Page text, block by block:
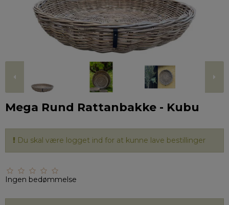
Mega Rund Rattanbakke - Kubu
Du skal være logget ind for at kunne lave bestillinger
Ingen bedømmelse